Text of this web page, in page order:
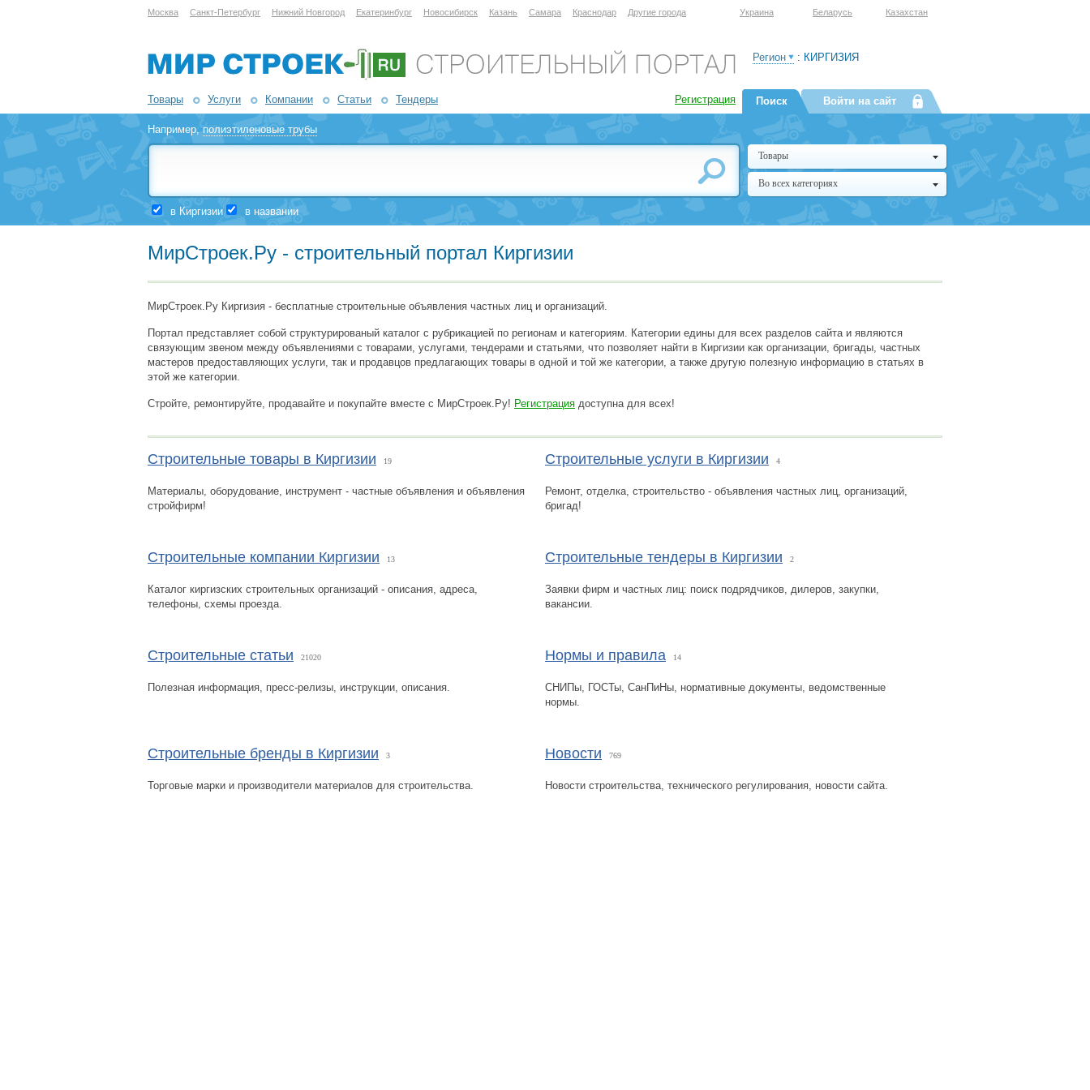
Москва Санкт-Петербург Нижний Новгород Екатеринбург Новосибирск Казань Самара Краснодар Другие города Украина Беларусь Казахстан
Товары Услуги Компании Статьи Тендеры Регистрация
Регион : КИРГИЗИЯ
Например,полиэтиленовые трубы
в Киргизии в названии
Поиск Войти на сайт
Товары
Во всех категориях
МирСтроек.Ру - строительный портал Киргизии
МирСтроек.Ру Киргизия - бесплатные строительные объявления частных лиц и организаций.
Портал представляет собой структурированый каталог с рубрикацией по регионам и категориям. Категории едины для всех разделов сайта и являются
связующим звеном между объявлениями с товарами, услугами, тендерами и статьями, что позволяет найти в Киргизии как организации, бригады, частных
мастеров предоставляющих услуги, так и продавцов предлагающих товары в одной и той же категории, а также другую полезную информацию в статьях в
этой же категории.
Стройте, ремонтируйте, продавайте и покупайте вместе с МирСтроек.Ру! Регистрация доступна для всех!
Строительные товары в Киргизии 19
Материалы, оборудование, инструмент - частные объявления и объявления
стройфирм!
Строительные услуги в Киргизии 4
Ремонт, отделка, строительство - объявления частных лиц, организаций,
бригад!
Строительные компании Киргизии 13
Каталог киргизских строительных организаций - описания, адреса,
телефоны, схемы проезда.
Строительные тендеры в Киргизии 2
Заявки фирм и частных лиц: поиск подрядчиков, дилеров, закупки,
вакансии.
Строительные статьи 21020
Полезная информация, пресс-релизы, инструкции, описания.
Нормы и правила 14
СНИПы, ГОСТы, СанПиНы, нормативные документы, ведомственные
нормы.
Строительные бренды в Киргизии 3
Торговые марки и производители материалов для строительства.
Новости 769
Новости строительства, технического регулирования, новости сайта.